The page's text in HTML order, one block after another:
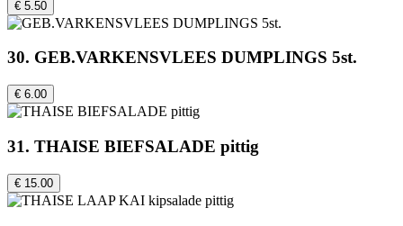
€ 5.50
30. GEB.VARKENSVLEES DUMPLINGS 5st.
€ 6.00
31. THAISE BIEFSALADE pittig
€ 15.00